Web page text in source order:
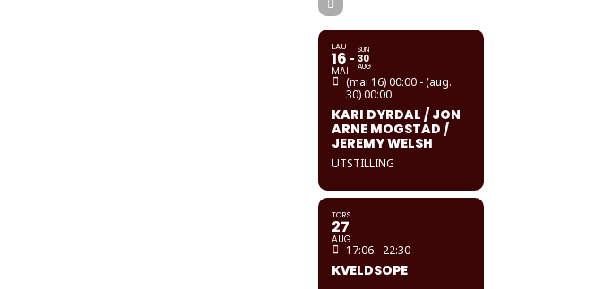
LAU
16
MAI
SUN
30
AUG
(mai 16) 00:00 - (aug.
30) 00:00
KARI DYRDAL / JON
ARNE MOGSTAD /
JEREMY WELSH
UTSTILLING
TORS
27
AUG
17:06 - 22:30
KVELDSOPE